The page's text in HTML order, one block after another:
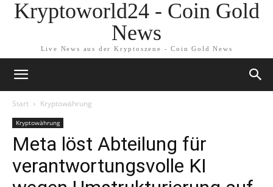
Kryptoworld24 - Coin Gold
News
Live News aus der Kryptoszene - Coin Gold News
Start Kryptowährung
Kryptowährung
Meta löst Abteilung für
verantwortungsvolle KI